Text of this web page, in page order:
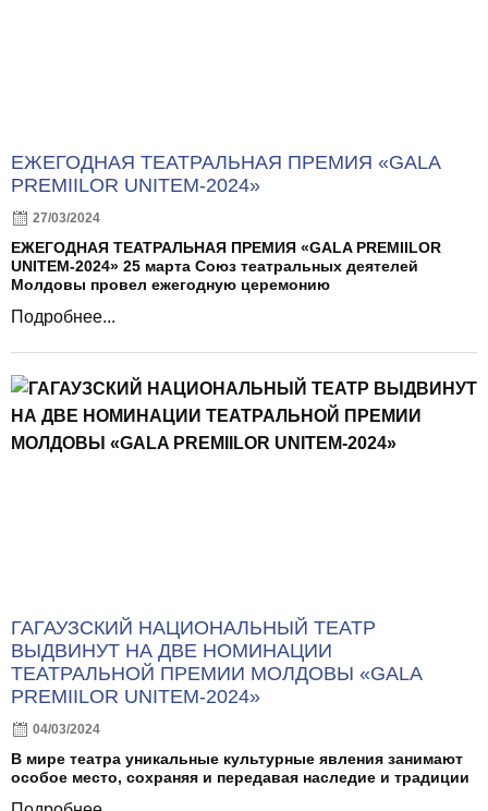
ЕЖЕГОДНАЯ ТЕАТРАЛЬНАЯ ПРЕМИЯ «GALA
PREMIILOR UNITEM-2024»
27/03/2024
ЕЖЕГОДНАЯ ТЕАТРАЛЬНАЯ ПРЕМИЯ «GALA PREMIILOR
UNITEM-2024» 25 марта Союз театральных деятелей
Молдовы провел ежегодную церемонию
Подробнее...
ГАГАУЗСКИЙ НАЦИОНАЛЬНЫЙ ТЕАТР
ВЫДВИНУТ НА ДВЕ НОМИНАЦИИ
ТЕАТРАЛЬНОЙ ПРЕМИИ МОЛДОВЫ «GALA
PREMIILOR UNITEM-2024»
04/03/2024
В мире театра уникальные культурные явления занимают
особое место, сохраняя и передавая наследие и традиции